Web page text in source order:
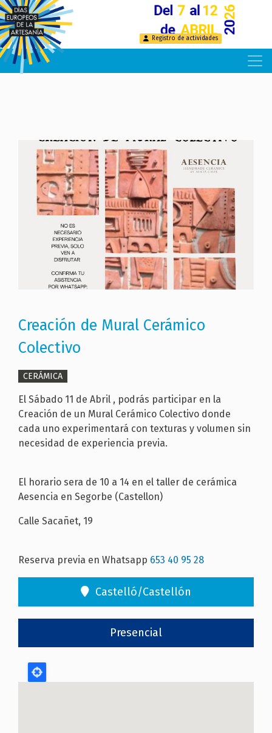
Pasar
contenido
Registro de actividades
Creación de Mural Cerámico
Colectivo
CERÁMICA
El Sábado 11 de Abril , podrás participar en la
Creación de un Mural Cerámico Colectivo donde
cada uno experimentará con texturas y volumen sin
necesidad de experiencia previa.
El horario sera de 10 a 14 en el taller de cerámica
Aesencia en Segorbe (Castellon)
Calle Sacañet, 19
Reserva previa en Whatsapp 653 40 95 28
Castelló/Castellón
Presencial